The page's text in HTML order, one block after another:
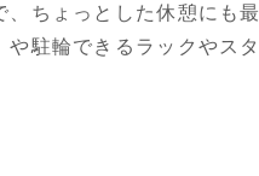
ちょっとした休憩にも最
駐輪できるラックやス